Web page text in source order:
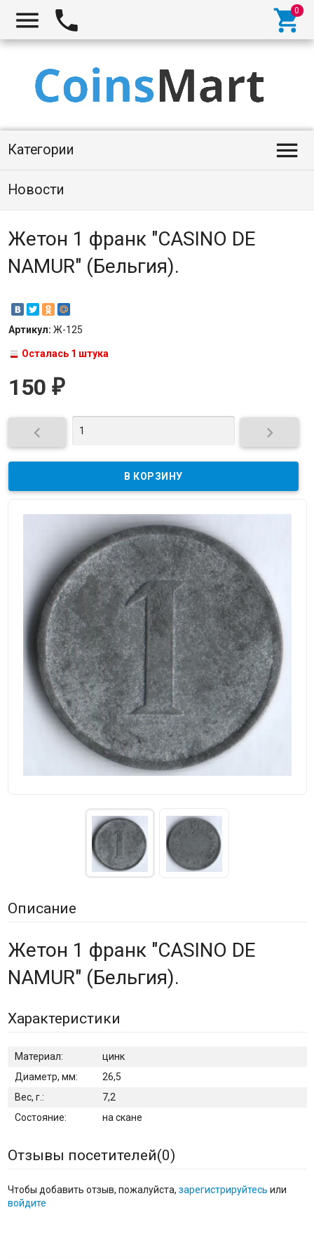
  
Категории 
Новости
Жетон 1 франк "CASINO DE
NAMUR" (Бельгия).
Артикул: Ж-125
Осталась 1 штука
150 ₽
 
Описание
Жетон 1 франк "CASINO DE
NAMUR" (Бельгия).
Характеристики
Материал:
цинк
Диаметр, мм:
26,5
Вес, г.:
7,2
Состояние:
на скане
Отзывы посетителей(0)
Чтобы добавить отзыв, пожалуйста, зарегистрируйтесь или
войдите